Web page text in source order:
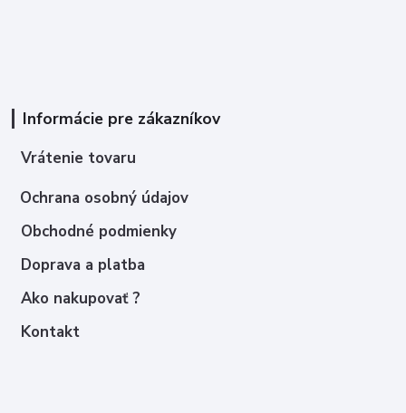
Informácie pre zákazníkov
Vrátenie tovaru
Ochrana osobný údajov
Obchodné podmienky
Doprava a platba
Ako nakupovať ?
Kontakt